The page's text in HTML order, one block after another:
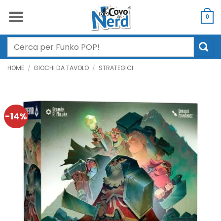
0
Cerca:
HOME / GIOCHI DA TAVOLO / STRATEGICI
-14%